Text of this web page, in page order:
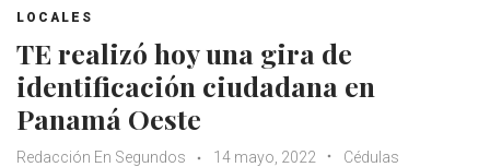
LOCALES
TE realizó hoy una gira de
identificación ciudadana en
Panamá Oeste
Redacción En Segundos 14 mayo, 2022
Cédulas